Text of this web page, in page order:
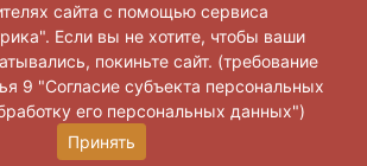
© 2026 г.
ООО «АльянсПлюс»
сайта с помощью сервиса
Если вы не хотите, чтобы ваши
покиньте сайт. (требование
9 "Согласие субъекта персональных
его персональных данных")
Принять